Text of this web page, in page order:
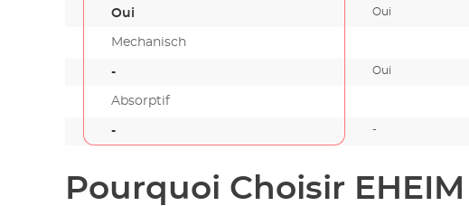
Oui Oui
Mechanisch
- Oui
Absorptif
- -
Pourquoi Choisir EHEIM